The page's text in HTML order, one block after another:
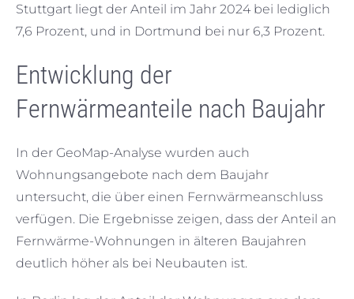
Stuttgart liegt der Anteil im Jahr 2024 bei lediglich
7,6 Prozent, und in Dortmund bei nur 6,3 Prozent.
Entwicklung der
Fernwärmeanteile nach Baujahr
In der GeoMap-Analyse wurden auch
Wohnungsangebote nach dem Baujahr
untersucht, die über einen Fernwärmeanschluss
verfügen. Die Ergebnisse zeigen, dass der Anteil an
Fernwärme-Wohnungen in älteren Baujahren
deutlich höher als bei Neubauten ist.